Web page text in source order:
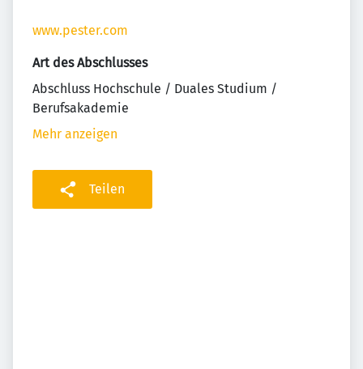
www.pester.com
Art des Abschlusses
Abschluss Hochschule / Duales Studium /
Berufsakademie
Mehr anzeigen
Teilen